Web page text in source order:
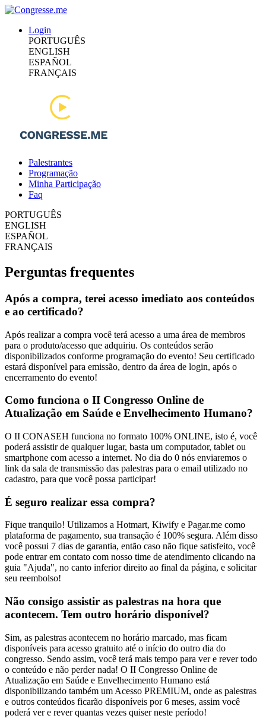
Login
PORTUGUÊS
ENGLISH
ESPAÑOL
FRANÇAIS
Palestrantes
Programação
Minha Participação
Faq
PORTUGUÊS
ENGLISH
ESPAÑOL
FRANÇAIS
Perguntas frequentes
Após a compra, terei acesso imediato aos conteúdos
e ao certificado?
Após realizar a compra você terá acesso a uma área de membros
para o produto/acesso que adquiriu. Os conteúdos serão
disponibilizados conforme programação do evento! Seu certificado
estará disponível para emissão, dentro da área de login, após o
encerramento do evento!
Como funciona o II Congresso Online de
Atualização em Saúde e Envelhecimento Humano?
O II CONASEH funciona no formato 100% ONLINE, isto é, você
poderá assistir de qualquer lugar, basta um computador, tablet ou
smartphone com acesso a internet. No dia do 0 nós enviaremos o
link da sala de transmissão das palestras para o email utilizado no
cadastro, para que você possa participar!
É seguro realizar essa compra?
Fique tranquilo! Utilizamos a Hotmart, Kiwify e Pagar.me como
plataforma de pagamento, sua transação é 100% segura. Além disso
você possui 7 dias de garantia, então caso não fique satisfeito, você
pode entrar em contato com nosso time de atendimento clicando na
guia "Ajuda", no canto inferior direito ao final da página, e solicitar
seu reembolso!
Não consigo assistir as palestras na hora que
acontecem. Tem outro horário disponível?
Sim, as palestras acontecem no horário marcado, mas ficam
disponíveis para acesso gratuito até o início do outro dia do
congresso. Sendo assim, você terá mais tempo para ver e rever todo
o conteúdo e não perder nada! O II Congresso Online de
Atualização em Saúde e Envelhecimento Humano está
disponibilizando também um Acesso PREMIUM, onde as palestras
e outros conteúdos ficarão disponíveis por 6 meses, assim você
poderá ver e rever quantas vezes quiser neste período!